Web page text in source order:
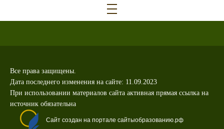
Все права защищены.
Дата последнего изменения на сайте: 11.09.2023
При использовании материалов сайта активная прямая ссылка на
источник обязательна
Сайт создан на портале сайтыобразованию.рф